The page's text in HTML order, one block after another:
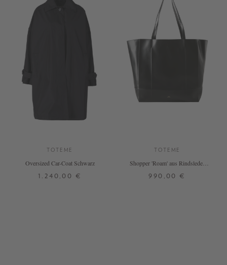
DETAILS DETAILS
TOTEME
Oversized Car-Coat Schwarz
1.240,00 €
TOTEME
Shopper 'Roam' aus Rindsleder
990,00 €